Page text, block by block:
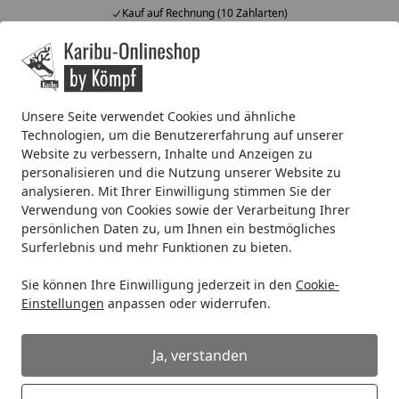
Unsere Seite verwendet Cookies und ähnliche
Technologien, um die Benutzererfahrung auf unserer
Website zu verbessern, Inhalte und Anzeigen zu
personalisieren und die Nutzung unserer Website zu
analysieren. Mit Ihrer Einwilligung stimmen Sie der
Verwendung von Cookies sowie der Verarbeitung Ihrer
persönlichen Daten zu, um Ihnen ein bestmögliches
Surferlebnis und mehr Funktionen zu bieten.
Sie können Ihre Einwilligung jederzeit in den Cookie-
Einstellungen anpassen oder widerrufen.
Ja, verstanden
Kauf auf Rechnung (10 Zahlarten)
Alle Produkte
Mein Konto
Startseite
Kinderspielgeräte Schaukel Akubi Kinderspielgerät
Akubi Kinderspielgerät
Doppelschaukel Felix mit
Klettergerüst und Rutsche